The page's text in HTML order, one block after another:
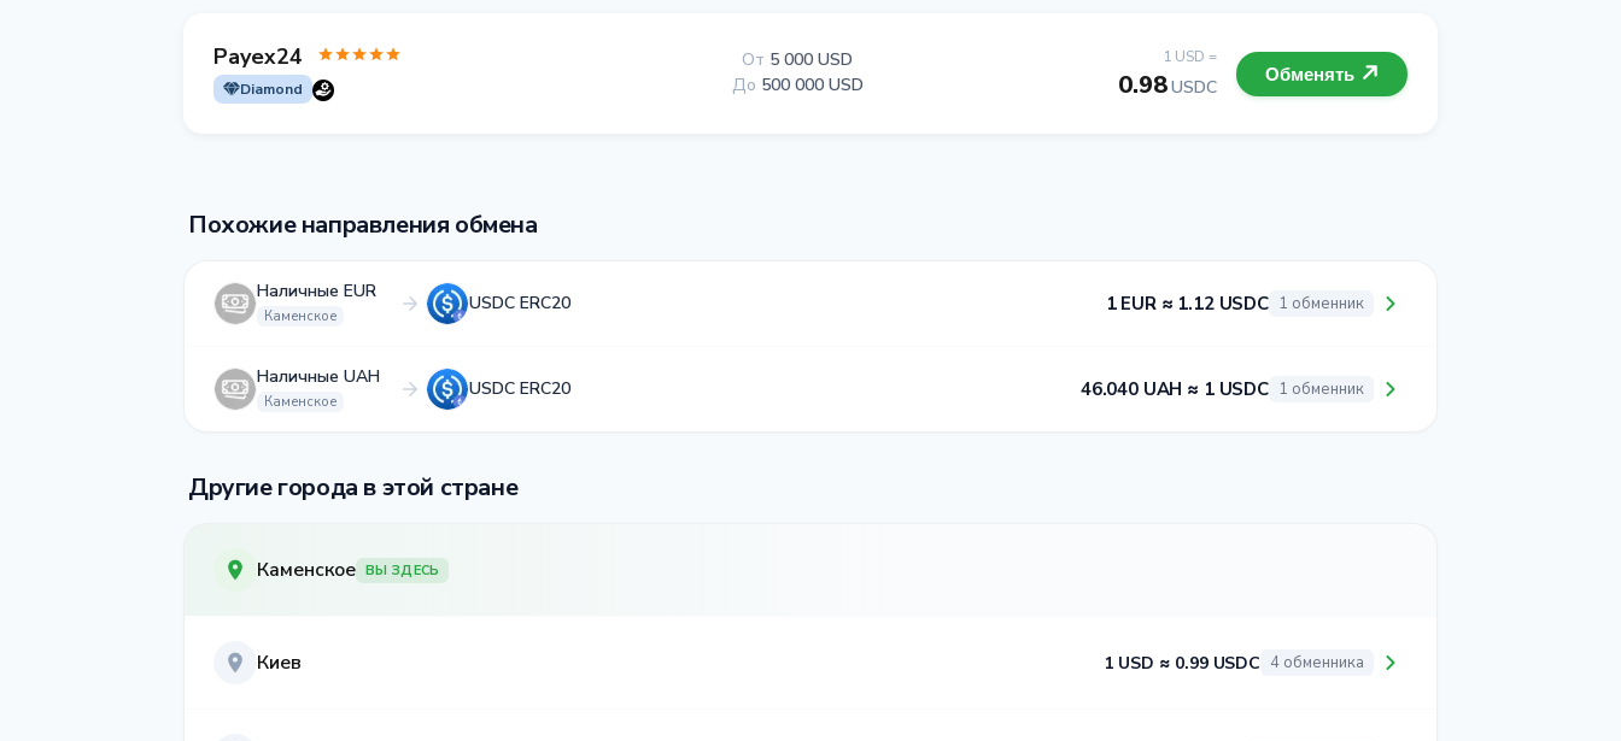
Payex24
Diamond
1 USD =
0.98USDC
От 5 000 USD
До 500 000 USD Обменять
Похожие направления обмена
Наличные EUR
Каменское
USDC ERC20 1 EUR ≈ 1.12 USDC 1 обменник
Наличные UAH
Каменское
USDC ERC20 46.040 UAH ≈ 1 USDC 1 обменник
Другие города в этой стране
Каменское ВЫ ЗДЕСЬ
Киев 1 USD ≈ 0.99 USDC 4 обменника